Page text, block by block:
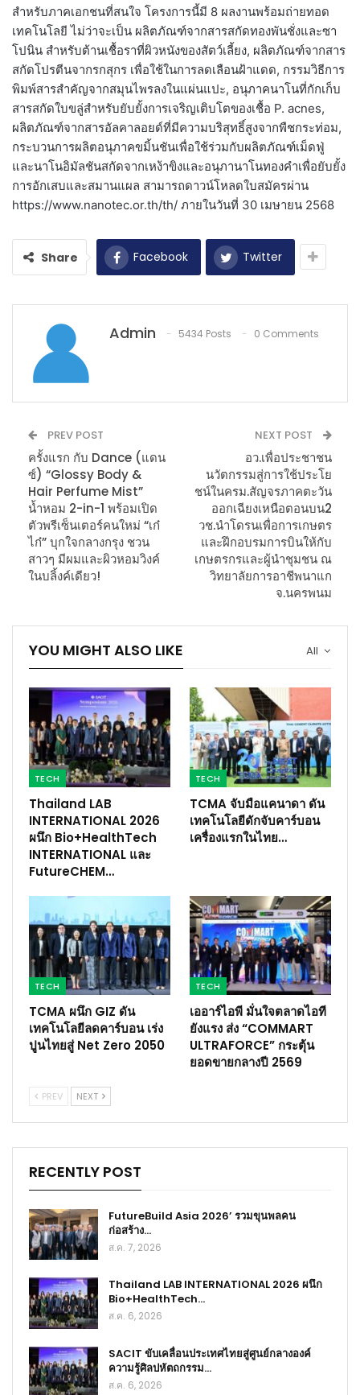
สำหรับภาคเอกชนที่สนใจ โครงการนี้มี 8 ผลงานพร้อมถ่ายทอด
เทคโนโลยี ไม่ว่าจะเป็น ผลิตภัณฑ์จากสารสกัดทองพันชั่งและซา
โปนิน สำหรับต้านเชื้อราที่ผิวหนังของสัตว์เลี้ยง, ผลิตภัณฑ์จากสาร
สกัดโปรตีนจากรกสุกร เพื่อใช้ในการลดเลือนฝ้าแดด, กรรมวิธีการ
พิมพ์สารสำคัญจากสมุนไพรลงในแผ่นแปะ, อนุภาคนาโนที่กักเก็บ
สารสกัดใบขลู่สำหรับยับยั้งการเจริญเติบโตของเชื้อ P. acnes,
ผลิตภัณฑ์จากสารอัลคาลอยด์ที่มีความบริสุทธิ์สูงจากพืชกระท่อม,
กระบวนการผลิตอนุภาคขมิ้นชันเพื่อใช้ร่วมกับผลิตภัณฑ์เม็ดฟู่
และนาโนอิมัลชันสกัดจากเหง้าขิงและอนุภานาโนทองคำเพื่อยับยั้ง
การอักเสบและสมานแผล สามารถดาวน์โหลดใบสมัครผ่าน
https://www.nanotec.or.th/th/ ภายในวันที่ 30 เมษายน 2568
Share Facebook Twitter
Admin 5434 Posts 0 Comments
PREV POST
ครั้งแรก กับ Dance (แดน
ซ์) “Glossy Body &
Hair Perfume Mist”
น้ำหอม 2-in-1 พร้อมเปิด
ตัวพรีเซ็นเตอร์คนใหม่ “เก๋
ไก๋” บุกใจกลางกรุง ชวน
สาวๆ มีผมและผิวหอมวิงค์
ในบลิ้งค์เดียว!
NEXT POST
อว.เพื่อประชาชน
นวัตกรรมสู่การใช้ประโย
ชน์ในครม.สัญจรภาคตะวัน
ออกเฉียงเหนือตอนบน2
วช.นำโดรนเพื่อการเกษตร
และฝึกอบรมการบินให้กับ
เกษตรกรและผู้นำชุมชน ณ
วิทยาลัยการอาชีพนาแก
จ.นครพนม
All
YOU MIGHT ALSO LIKE
TECH
Thailand LAB
INTERNATIONAL 2026
ผนึก Bio+HealthTech
INTERNATIONAL และ
FutureCHEM…
TECH
TCMA จับมือแคนาดา ดัน
เทคโนโลยีดักจับคาร์บอน
เครื่องแรกในไทย…
TECH
TCMA ผนึก GIZ ดัน
เทคโนโลยีลดคาร์บอน เร่ง
ปูนไทยสู่ Net Zero 2050
TECH
เออาร์ไอพี มั่นใจตลาดไอที
ยังแรง ส่ง “COMMART
ULTRAFORCE” กระตุ้น
ยอดขายกลางปี 2569
PREV NEXT
RECENTLY POST
FutureBuild Asia 2026’ รวมขุนพลคน
ก่อสร้าง…
ส.ค. 7, 2026
Thailand LAB INTERNATIONAL 2026 ผนึก
Bio+HealthTech…
ส.ค. 6, 2026
SACIT ขับเคลื่อนประเทศไทยสู่ศูนย์กลางองค์
ความรู้ศิลปหัตถกรรม…
ส.ค. 6, 2026